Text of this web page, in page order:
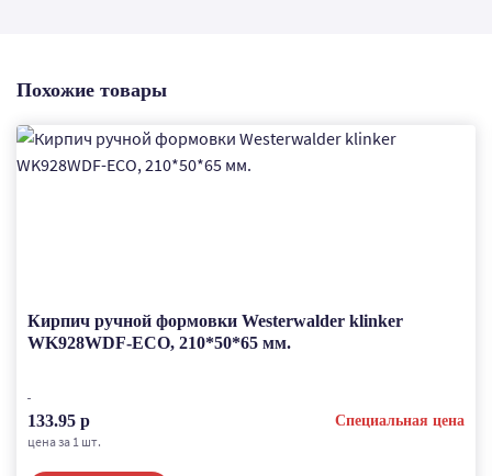
Похожие товары
Кирпич ручной формовки Westerwalder klinker
WK928WDF-ECO, 210*50*65 мм.
133.95 р
Специальная цена
цена за 1 шт.